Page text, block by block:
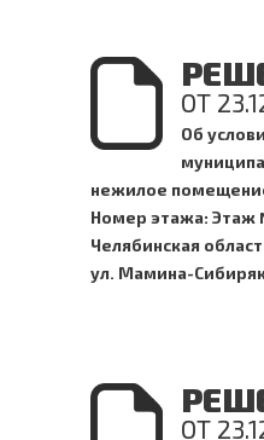
ОТ
Об
нежилое
Номер этажа: Этаж
Челябинская
ул. Мамина-
ОТ